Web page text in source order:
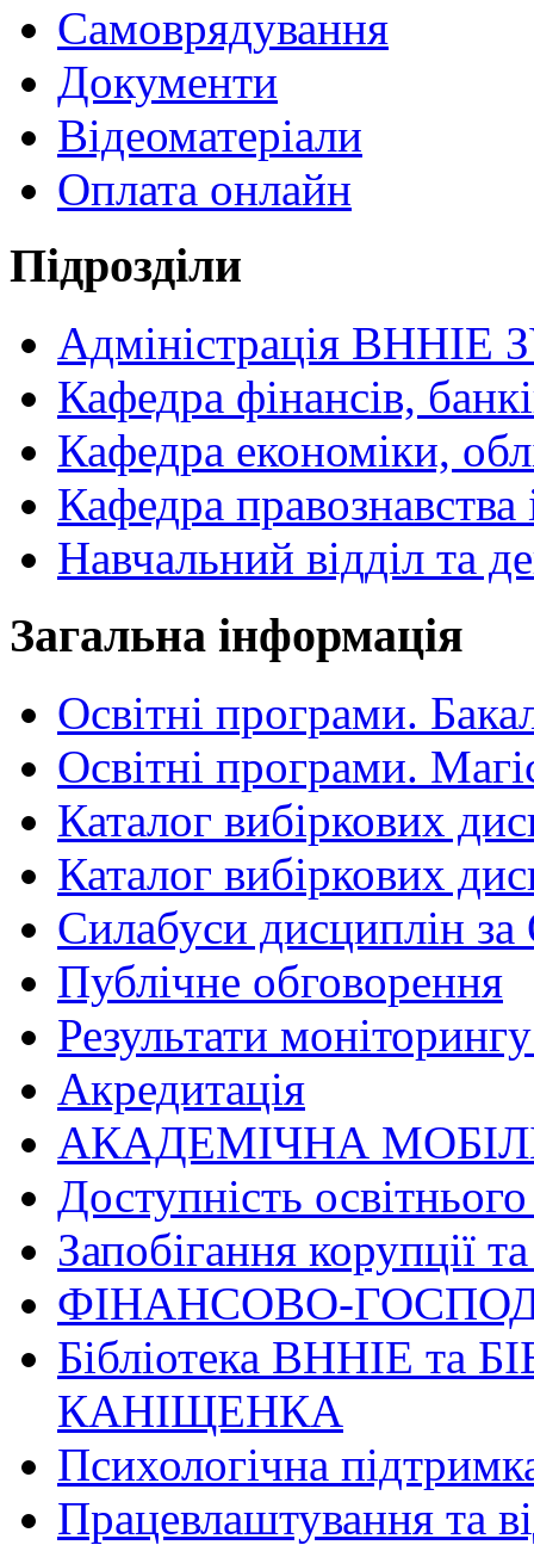
Самоврядування
Документи
Відеоматеріали
Оплата онлайн
Підрозділи
Адміністрація ВННІЕ
Кафедра фінансів,
Кафедра економіки,
Кафедра
Навчальний відділ та
Загальна інформація
Освітні програми.
Освітні програми.
Каталог вибіркових
Каталог вибіркових
Силабуси дисциплін
Публічне обговорення
Результати
Акредитація
АКАДЕМІЧНА
Доступність
Запобігання корупції
ФІНАНСОВО-
Бібліотека ВННІЕ та
КАНІЩЕНКА
Психологічна
Працевлаштування та